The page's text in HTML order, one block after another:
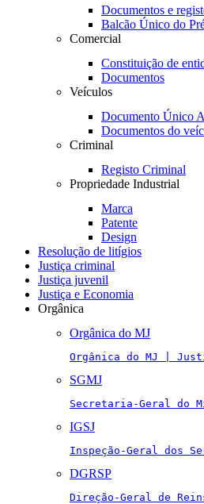
Documentos e
Balcão Único do
Comercial
Constituição de
Documentos
Veículos
Documento Único
Documentos do
Criminal
Registo Criminal
Propriedade Industrial
Marca
Patente
Design
Resolução de litígios
Justiça criminal
Justiça juvenil
Justiça e Economia
Orgânica
Orgânica do MJ
Orgânica do MJ |
SGMJ
Secretaria-Geral do
IGSJ
Inspeção-Geral dos
DGRSP
Direção-Geral de